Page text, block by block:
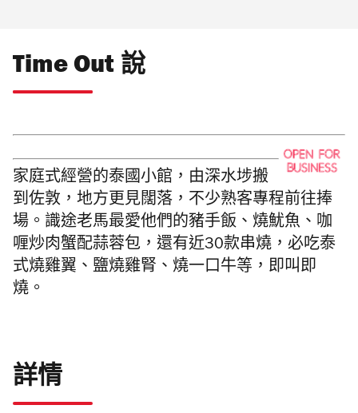
Time Out 說
家庭式經營的泰國小館，由深水埗搬
到佐敦，地方更見闊落，不少熟客專程前往捧
場。識途老馬最愛他們的豬手飯、 燒魷魚、 咖
喱炒肉蟹配蒜蓉包，還有近30款串燒，必吃泰
式燒雞翼、鹽燒雞腎、燒一口牛等，即叫即
燒。
詳情